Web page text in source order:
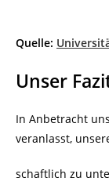
Quelle:
Unser
In Anbetracht
veranlasst,
schaftlich zu